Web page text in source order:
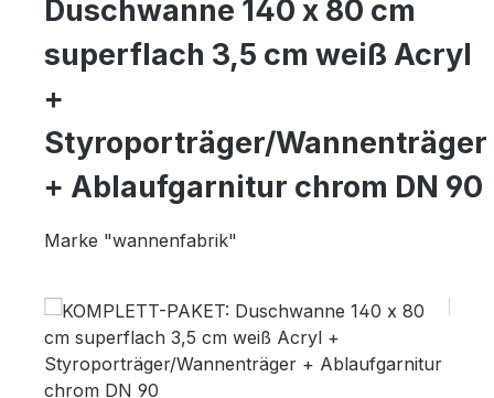
Ablaufgarnituren
Komplettpakete
Duschwanne 140 x 80 cm
superflach 3,5 cm weiß Acryl
+
Styroporträger/Wannenträger
+ Ablaufgarnitur chrom DN 90
Marke "wannenfabrik"
Bildergalerie überspringen